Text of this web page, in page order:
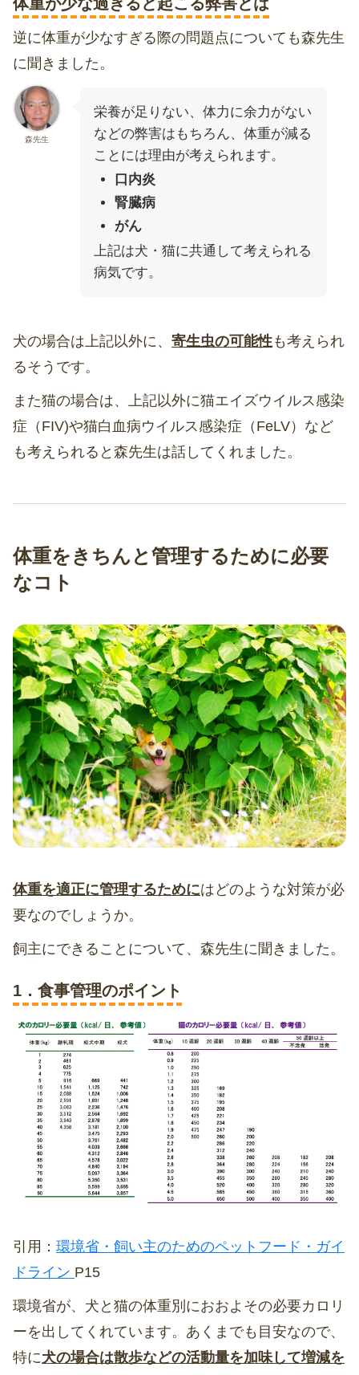
逆に体重が少なすぎる際の問題点についても森先生
に聞きました。
森先生
栄養が足りない、体力に余力がない
などの弊害はもちろん、体重が減る
ことには理由が考えられます。
口内炎
腎臓病
がん
上記は犬・猫に共通して考えられる
病気です。
犬の場合は上記以外に、 寄生虫の可能性も考えられ
るそうです。
また猫の場合は、上記以外に猫エイズウイルス感染
症（FIV)や猫白血病ウイルス感染症（FeLV）など
も考えられると森先生は話してくれました。
体重をきちんと管理するために必要
なコト
体重を適正に管理するためにはどのような対策が必
要なのでしょうか。
飼主にできることについて、森先生に聞きました。
1．食事管理のポイント
引用： 環境省・ 飼い主のためのペットフード・ガイ
ドライン P15
環境省が、犬と猫の体重別におおよその必要カロリ
ーを出してくれています。あくまでも目安なので、
特に犬の場合は散歩などの活動量を加味して増減を